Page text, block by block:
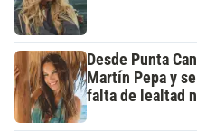
Desde Punta
Martín Pepa y
falta de lealtad